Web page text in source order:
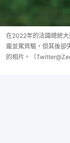
在2022年的法國總統
龐並駕齊驅，但其後卻
的相片。（